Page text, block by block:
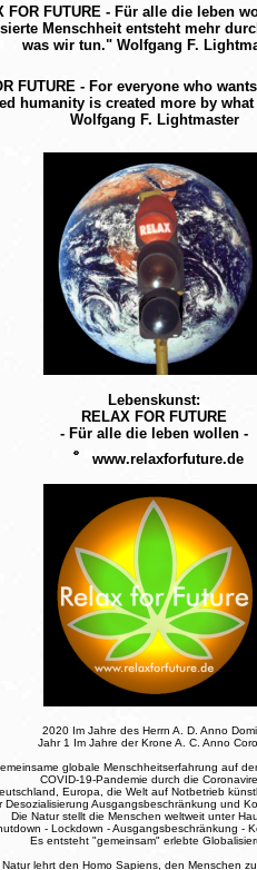
FOR FUTURE - Für alle die leben
Menschheit entsteht mehr
was wir tun." Wolfgang F.
FUTURE - For everyone who
humanity is created more by
Wolfgang F. Lightmaster
Lebenskunst:
RELAX FOR FUTURE
- Für alle die leben wollen -
www.relaxforfuture.de
2020 Im Jahre des Herrn A. D. Anno
Jahr 1 Im Jahre der Krone A. C. Anno
globale Menschheitserfahrung auf
COVID-19-Pandemie durch die
Europa, die Welt auf Notbetrieb
Desozialisierung Ausgangsbeschränkung und
Die Natur stellt die Menschen weltweit unter
- Lockdown - Ausgangsbeschränkung -
Es entsteht "gemeinsam" erlebte
Natur lehrt den Homo Sapiens, den Menschen